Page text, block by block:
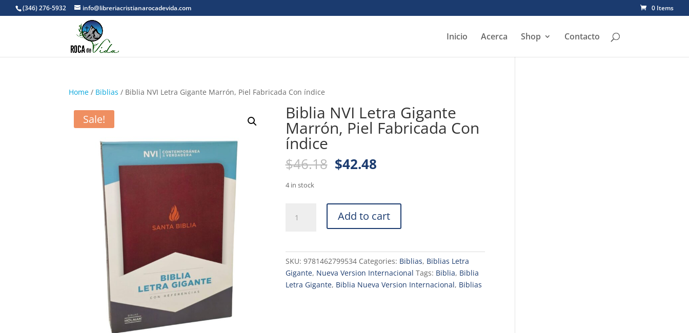
(346) 276-5932 info@libreriacristianarocadevida.com 0 Items
Inicio Acerca Shop Contacto
Home / Biblias / Biblia NVI Letra Gigante Marrón, Piel Fabricada Con índice
Sale! Biblia NVI Letra Gigante
Marrón, Piel Fabricada Con
índice
$46.18 Original
price
$46.18.
$42.48Current
$42.48.
4 in stock
Piel
Fabricada
Add to cart
SKU: 9781462799534 Categories: Biblias, Biblias Letra
Gigante, Nueva Version Internacional Tags: Biblia, Biblia
Letra Gigante, Biblia Nueva Version Internacional, Biblias